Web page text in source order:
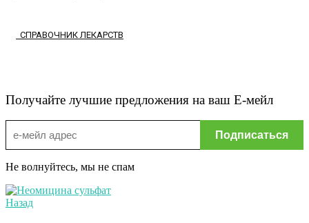
СПРАВОЧНИК ЛЕКАРСТВ
Получайте лучшие предложения на ваш Е-мейл
Не волнуйтесь, мы не спам
Назад